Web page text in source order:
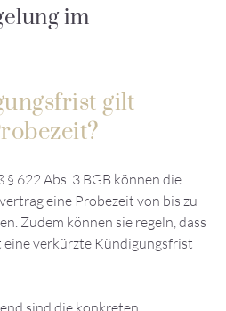
im
gilt
622 Abs. 3 BGB können die
eine Probezeit von bis zu
Zudem können sie regeln, dass
verkürzte Kündigungsfrist
sind die konkreten